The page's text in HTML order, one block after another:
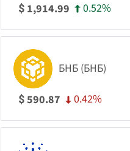
$ 1,914.99 0.52%
БНБ (БНБ)
$590.87 0.42%